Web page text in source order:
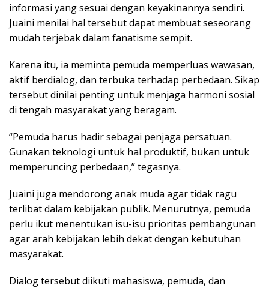
informasi yang sesuai dengan keyakinannya sendiri.
Juaini menilai hal tersebut dapat membuat seseorang
mudah terjebak dalam fanatisme sempit.
Karena itu, ia meminta pemuda memperluas wawasan,
aktif berdialog, dan terbuka terhadap perbedaan. Sikap
tersebut dinilai penting untuk menjaga harmoni sosial
di tengah masyarakat yang beragam.
“Pemuda harus hadir sebagai penjaga persatuan.
Gunakan teknologi untuk hal produktif, bukan untuk
memperuncing perbedaan,” tegasnya.
Juaini juga mendorong anak muda agar tidak ragu
terlibat dalam kebijakan publik. Menurutnya, pemuda
perlu ikut menentukan isu-isu prioritas pembangunan
agar arah kebijakan lebih dekat dengan kebutuhan
masyarakat.
Dialog tersebut diikuti mahasiswa, pemuda, dan